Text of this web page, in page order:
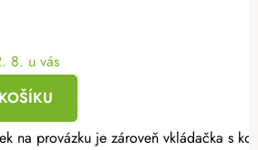
8. u vás
na provázku je zároveň vkládačka s